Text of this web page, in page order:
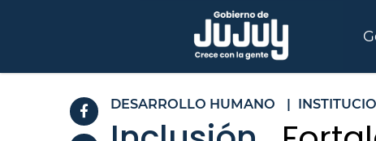
DESARROLLO HUMANO |